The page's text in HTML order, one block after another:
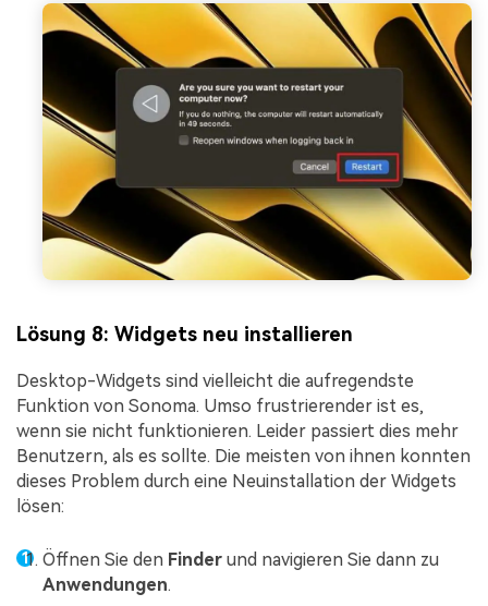
Lösung 8: Widgets neu installieren
Desktop-Widgets sind vielleicht die aufregendste
Funktion von Sonoma. Umso frustrierender ist es,
wenn sie nicht funktionieren. Leider passiert dies mehr
Benutzern, als es sollte. Die meisten von ihnen konnten
dieses Problem durch eine Neuinstallation der Widgets
lösen:
Öffnen Sie den Finder und navigieren Sie dann zu
Anwendungen.